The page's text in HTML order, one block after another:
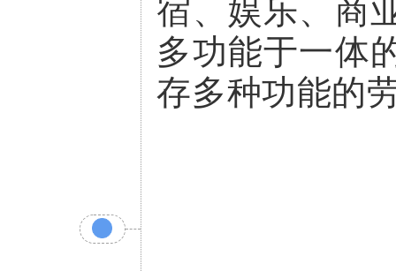
多功能于一体
存多种功能的